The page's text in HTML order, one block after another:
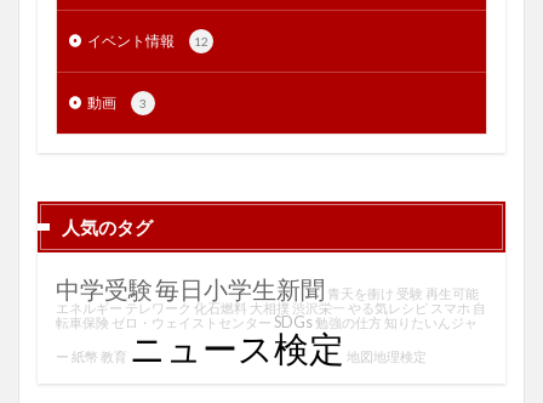
イベント情報 12
動画 3
人気のタグ
中学受験毎日小学生新聞 青天を衝け 受験 再生可能
エネルギー テレワーク 化石燃料 大相撲 渋沢栄一 やる気レシピ スマホ 自
転車保険 ゼロ・ウェイストセンター SDGs 勉強の仕方 知りたいんジャ
ー 紙幣 教育 ニュース検定 地図地理検定